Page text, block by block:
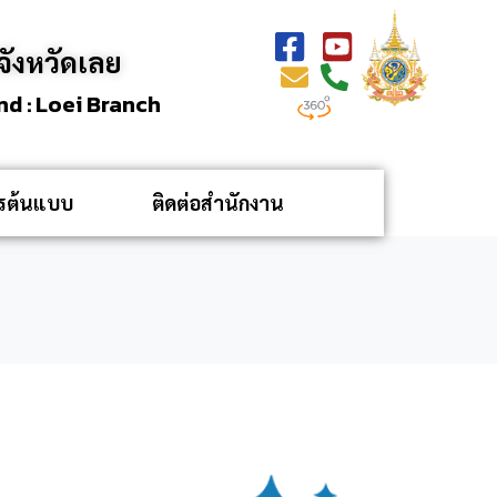
หวัดเลย
: Loei Branch
ต้นแบบ ติดต่อสำนักงาน